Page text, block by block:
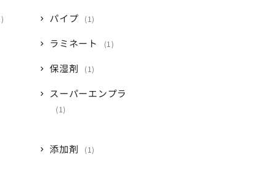
パイプ 1
ラミネート 1
保湿剤 1
スーパーエンプラ
1
添加剤 1